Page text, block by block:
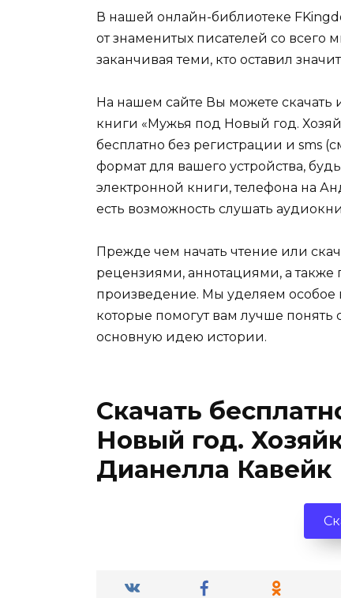
В нашей онлайн-библиотеке
от знаменитых писателей со всего
заканчивая теми, кто оставил
На нашем сайте Вы можете
книги «Мужья под Новый год.
бесплатно без регистрации и sms
формат для вашего устройства,
электронной книги, телефона на
есть возможность слушать
Прежде чем начать чтение или
рецензиями, аннотациями, а также
произведение. Мы уделяем особое
которые помогут вам лучше понять
основную идею истории.
Скачать
Новый год.
Дианелла Кавейк